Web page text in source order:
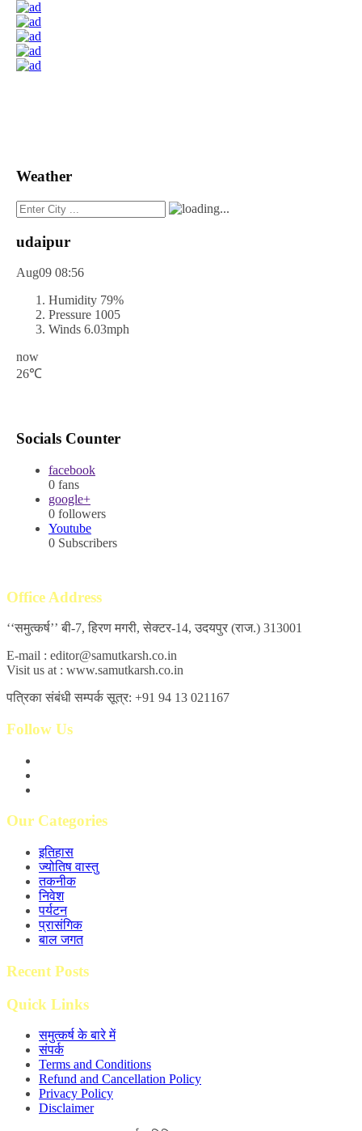
Weather
udaipur
Aug09 08:56
Humidity 79%
Pressure 1005
Winds 6.03mph
now
26℃
Socials Counter
facebook
0 fans
google+
0 followers
Youtube
0 Subscribers
Office Address
‘‘समुत्कर्ष’’ बी-7, हिरण मगरी, सेक्टर-14, उदयपुर (राज.) 313001
E-mail : editor@samutkarsh.co.in
Visit us at : www.samutkarsh.co.in
पत्रिका संबंधी सम्पर्क सूत्र: +91 94 13 021167
Follow Us
Our Categories
इतिहास
ज्योतिष वास्तु
तकनीक
निवेश
पर्यटन
प्रासंगिक
बाल जगत
Recent Posts
Quick Links
समुत्कर्ष के बारे में
संपर्क
Terms and Conditions
Refund and Cancellation Policy
Privacy Policy
Disclaimer